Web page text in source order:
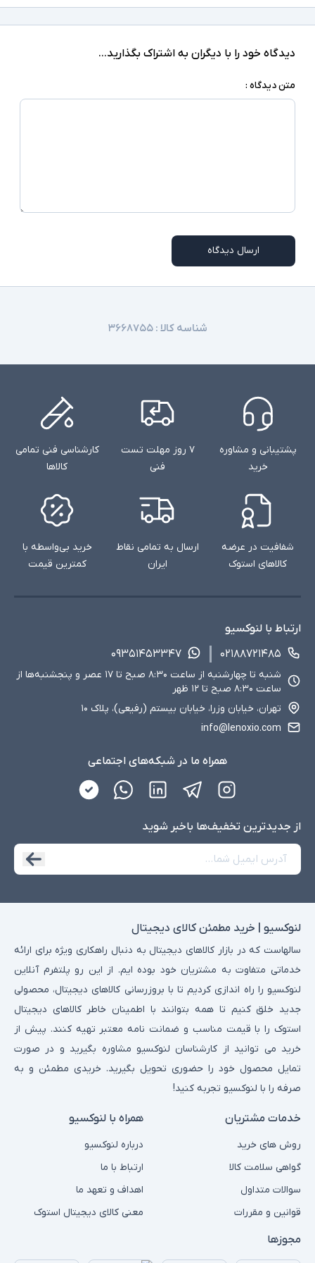
حافظه داخلی 128GB
رزولوشن دوربین سلفی
نوع باتری لیتیوم یون (Li-ion)
نوع شارژ باسیم
دیدگاه خود را با دیگران به اشتراک بگذارید...
متن دیدگاه :
ارسال دیدگاه
شناسه کالا :۳۶۶۸۷۵۵
پشتیبانی و مشاوره
خرید
۷ روز مهلت تست
فنی
کارشناسی فنی تمامی
کالاها
شفافیت در عرضه
کالاهای استوک
ارسال به تمامی نقاط
ایران
خرید بی‌واسطه با
کمترین قیمت
ارتباط با لنوکسیو
۰۲۱۸۸۷۲۱۴۸۵
۰۹۳۵۱۴۵۳۳۴۷
شنبه تا چهارشنبه از ساعت ۸:۳۰ صبح تا ۱۷ عصر و پنجشنبه‌ها از
ساعت ۸:۳۰ صبح تا ۱۲ ظهر
تهران، خیابان وزرا، خیابان بیستم (رفیعی)، پلاک ۱۰
info@lenoxio.com
همراه ما در شبکه‌های اجتماعی
از جدید‌ترین تخفیف‌ها با‌خبر شوید
لنوکسیو | خرید مطمئن کالای دیجیتال
سالهاست که در بازار کالاهای دیجیتال به دنبال راهکاری ویژه برای ارائه
خدماتی متفاوت به مشتریان خود بوده ایم. از این رو پلتفرم آنلاین
لنوکسیو را راه اندازی کردیم تا با بروزرسانی کالاهای دیجیتال، محصولی
جدید خلق کنیم تا همه بتوانند با اطمینان خاطر کالاهای دیجیتال
استوک را با قیمت مناسب و ضمانت نامه معتبر تهیه کنند. پیش از
خرید می توانید از کارشناسان لنوکسیو مشاوره بگیرید و در صورت
تمایل محصول خود را حضوری تحویل بگیرید. خریدی مطمئن و به
صرفه را با لنوکسیو تجربه کنید!
خدمات مشتریان
روش های خرید
گواهی سلامت کالا
سوالات متداول
قوانین و مقررات
همراه با لنوکسیو
درباره لنوکسیو
ارتباط با ما
اهداف و تعهد ما
معنی کالای دیجیتال استوک
مجوزها